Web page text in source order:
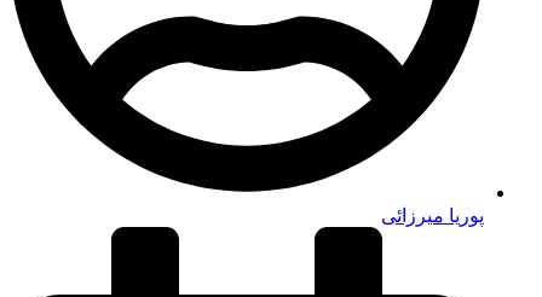
پوریا میرزائی